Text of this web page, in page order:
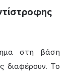
στη βάση
διαφέρουν. Το